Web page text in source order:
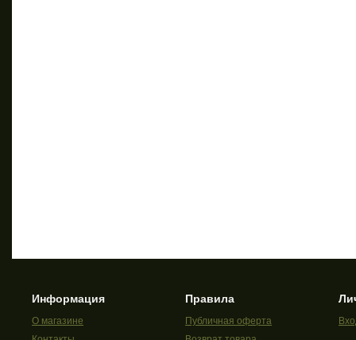
Информация
О магазине
Правила
Публичная оферта